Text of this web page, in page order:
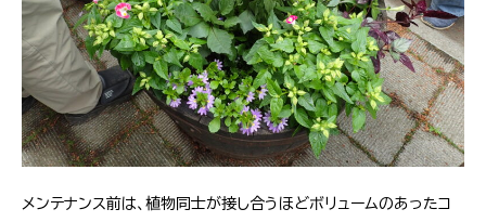
メンテナンス前は、植物同士が接し合うほどボリュームのあったコ